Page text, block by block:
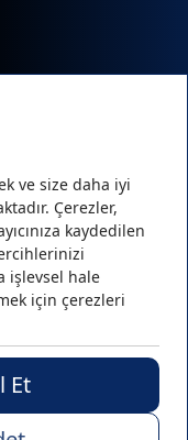
ve size daha iyi
Çerezler,
kaydedilen
işlevsel hale
için çerezleri
Et